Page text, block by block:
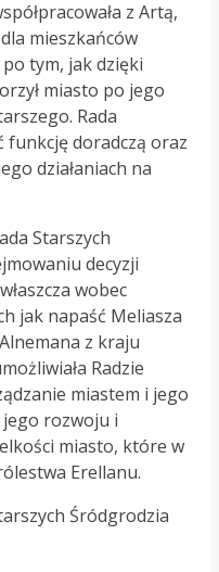
z Artą,
mieszkańców
po tym, jak dzięki
miasto po jego
Rada
funkcję doradczą oraz
działaniach na
Starszych
decyzji
wobec
jak napaść Meliasza
z kraju
Radzie
miastem i jego
jego rozwoju i
miasto, które w
Erellanu.
Śródgrodzia